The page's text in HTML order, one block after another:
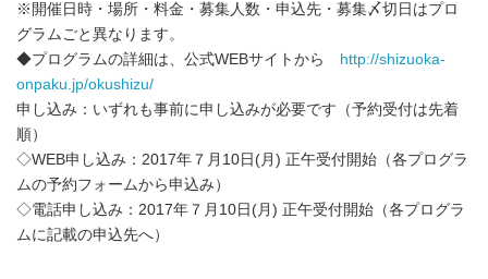
※開催日時・場所・料金・募集人数・申込先・募集〆切日はプロ
グラムごと異なります。
◆プログラムの詳細は、公式WEBサイトから
http://shizuoka-
onpaku.jp/okushizu/
申し込み：いずれも事前に申し込みが必要です（予約受付は先着
順）
◇WEB申し込み：2017年７月10日(月) 正午受付開始（各プログラ
ムの予約フォームから申込み）
◇電話申し込み：2017年７月10日(月) 正午受付開始（各プログラ
ムに記載の申込先へ）